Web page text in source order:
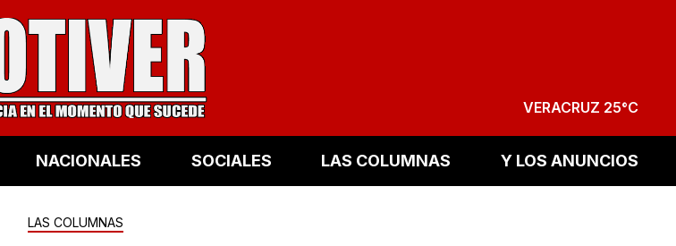
VERACRUZ 25°C
NACIONALES SOCIALES LAS COLUMNAS Y LOS ANUNCIOS
LAS COLUMNAS